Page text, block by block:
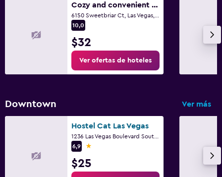
Cozy and convenient single bedroom, safe and close to everything
10,0
$32
Ver ofertas de hoteles
Downtown Ver más
Hostel Cat Las Vegas
6,9
1 estrella
$25